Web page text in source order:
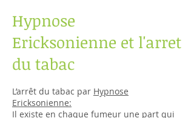
Hypnose
Ericksonienne et l'arret
du tabac
L’arrêt du tabac par Hypnose
Ericksonienne:
Il existe en chaque fumeur une part qui